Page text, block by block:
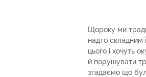
Щороку ми
надто складним
цього і хочуть
й порушувати
згадаємо що